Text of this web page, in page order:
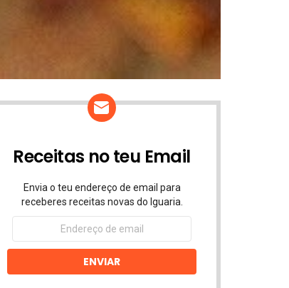
Receitas no teu Email
Envia o teu endereço de email para
receberes receitas novas do Iguaria.
Endereço
email
ENVIAR